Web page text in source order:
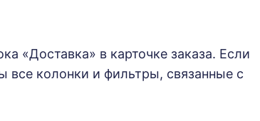
«Доставка» в карточке заказа. Если
все колонки и фильтры, связанные с